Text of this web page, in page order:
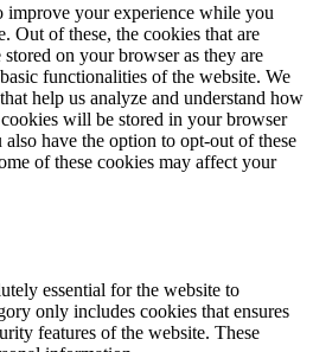
improve your experience while you
Out of these, the cookies that are
stored on your browser as they are
functionalities of the website. We
help us analyze and understand how
will be stored in your browser
have the option to opt-out of these
of these cookies may affect your
essential for the website to
only includes cookies that ensures
features of the website. These